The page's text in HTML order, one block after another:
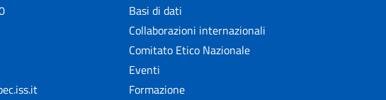
Basi di dati
Collaborazioni internazionali
Comitato Etico Nazionale
Eventi
Formazione